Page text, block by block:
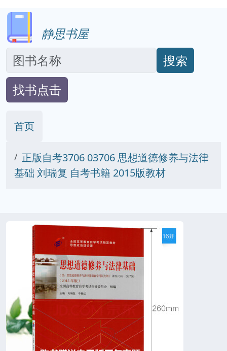
静思书屋
搜索
找书点击
首页
正版自考3706 03706 思想道德修养与法律
基础 刘瑞复 自考书籍 2015版教材